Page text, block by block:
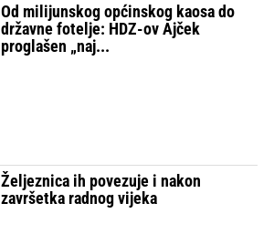
Od milijunskog općinskog kaosa do
državne fotelje: HDZ-ov Ajček
proglašen „naj...
Željeznica ih povezuje i nakon
završetka radnog vijeka